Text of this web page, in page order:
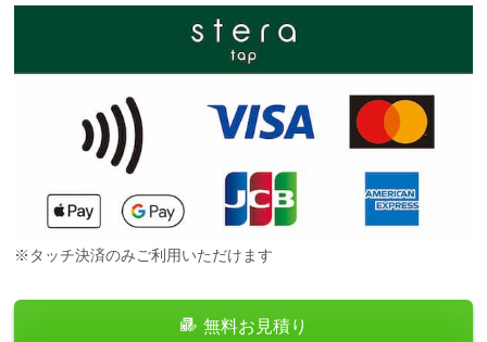
※タッチ決済のみご利用いただけます
無料お見積り